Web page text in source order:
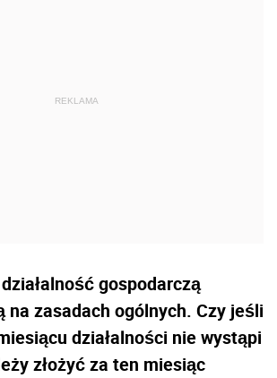
gospodarczą
na zasadach ogólnych. Czy jeśli
działalności nie wystąpi
złożyć za ten miesiąc